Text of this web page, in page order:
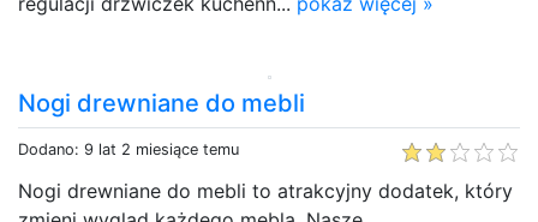
Nogi drewniane do mebli
Dodano: 9 lat 2 miesiące temu
Nogi drewniane do mebli to atrakcyjny dodatek, który